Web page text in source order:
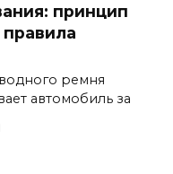
принцип
ремня
автомобиль за